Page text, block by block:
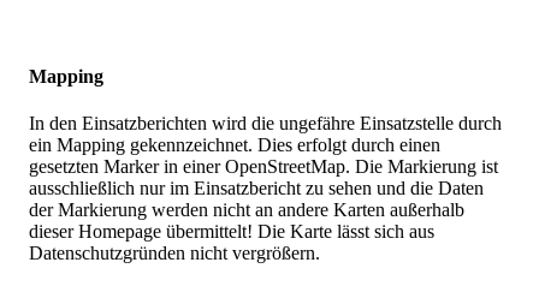
Mapping
In den Einsatzberichten wird die ungefähre Einsatzstelle durch
ein Mapping gekennzeichnet. Dies erfolgt durch einen
gesetzten Marker in einer OpenStreetMap. Die Markierung ist
ausschließlich nur im Einsatzbericht zu sehen und die Daten
der Markierung werden nicht an andere Karten außerhalb
dieser Homepage übermittelt! Die Karte lässt sich aus
Datenschutzgründen nicht vergrößern.